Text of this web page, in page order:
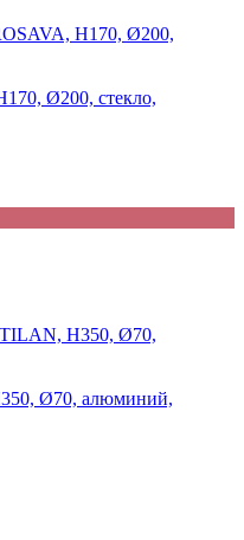
Ø200, стекло,
Ø70, алюминий,